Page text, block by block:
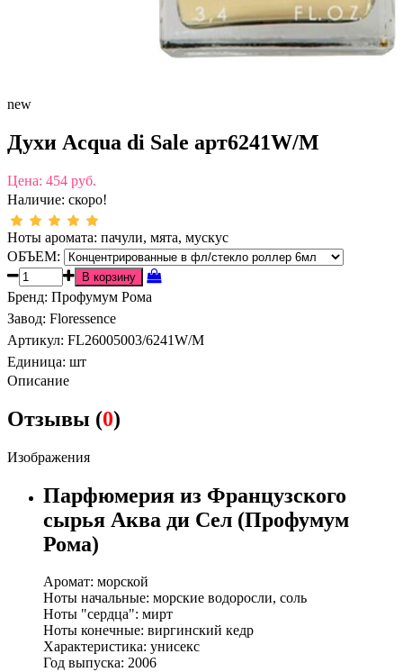
new
Духи Acqua di Sale арт6241W/M
Цена: 454 руб.
Наличие: скоро!
Ноты аромата: пачули, мята, мускус
ОБЪЕМ:
Бренд: Профумум Рома
Завод: Floressence
Артикул: FL26005003/6241W/M
Единица: шт
Описание
Отзывы (0)
Изображения
Парфюмерия из Французского
сырья Аква ди Сел (Профумум
Рома)
Аромат: морской
Ноты начальные: морские водоросли, соль
Ноты "сердца": мирт
Ноты конечные: виргинский кедр
Характеристика: унисекс
Год выпуска: 2006